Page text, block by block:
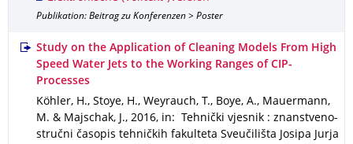
Publikation: Beitrag zu Konferenzen > Poster
Study on the Application of Cleaning Models From High
Speed Water Jets to the Working Ranges of CIP-
Processes
Köhler, H., Stoye, H., Weyrauch, T., Boye, A., Mauermann,
M. & Majschak, J., 2016,
in: Tehnički vjesnik : znanstveno-
stručni časopis tehničkih fakulteta Sveučilišta Josipa Jurja